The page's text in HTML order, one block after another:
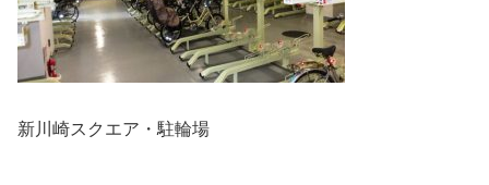
新川崎スクエア・駐輪場